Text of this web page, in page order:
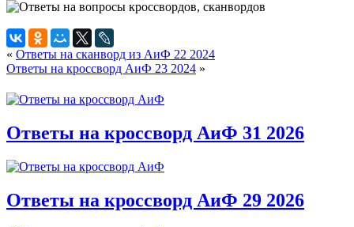
« Ответы на сканворд из АиФ 22 2024
Ответы на кроссворд АиФ 23 2024 »
Ответы на кроссворд АиФ 31 2026
Ответы на кроссворд АиФ 29 2026